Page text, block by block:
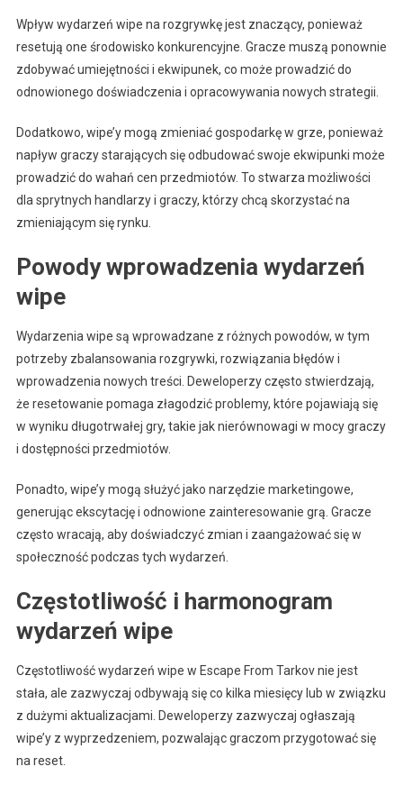
Wpływ wydarzeń wipe na rozgrywkę jest znaczący, ponieważ
resetują one środowisko konkurencyjne. Gracze muszą ponownie
zdobywać umiejętności i ekwipunek, co może prowadzić do
odnowionego doświadczenia i opracowywania nowych strategii.
Dodatkowo, wipe’y mogą zmieniać gospodarkę w grze, ponieważ
napływ graczy starających się odbudować swoje ekwipunki może
prowadzić do wahań cen przedmiotów. To stwarza możliwości
dla sprytnych handlarzy i graczy, którzy chcą skorzystać na
zmieniającym się rynku.
Powody wprowadzenia wydarzeń
wipe
Wydarzenia wipe są wprowadzane z różnych powodów, w tym
potrzeby zbalansowania rozgrywki, rozwiązania błędów i
wprowadzenia nowych treści. Deweloperzy często stwierdzają,
że resetowanie pomaga złagodzić problemy, które pojawiają się
w wyniku długotrwałej gry, takie jak nierównowagi w mocy graczy
i dostępności przedmiotów.
Ponadto, wipe’y mogą służyć jako narzędzie marketingowe,
generując ekscytację i odnowione zainteresowanie grą. Gracze
często wracają, aby doświadczyć zmian i zaangażować się w
społeczność podczas tych wydarzeń.
Częstotliwość i harmonogram
wydarzeń wipe
Częstotliwość wydarzeń wipe w Escape From Tarkov nie jest
stała, ale zazwyczaj odbywają się co kilka miesięcy lub w związku
z dużymi aktualizacjami. Deweloperzy zazwyczaj ogłaszają
wipe’y z wyprzedzeniem, pozwalając graczom przygotować się
na reset.